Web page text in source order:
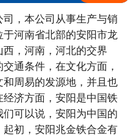
，本公司从事生产与销
河南省北部的安阳市龙
，河南，河北的交界
通条件，在文化方面，
周易的发源地，并且也
济方面，安阳是中国铁
可以说，安阳为中国的
初，安阳兆金铁合金有